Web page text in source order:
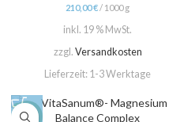
210,00€/ 1000 g
inkl. 19 % MwSt.
zzgl. Versandkosten
Lieferzeit: 1-3 Werktage
NEW